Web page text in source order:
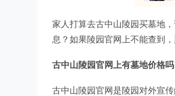
家人打算去古中山陵园买墓地
息？如果陵园官网上不能查到
古中山陵园官网上有墓地价格吗
古中山陵园官网是陵园对外宣